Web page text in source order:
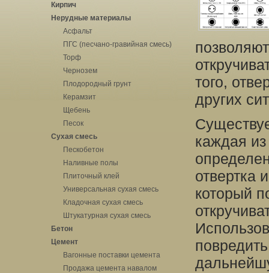
Кирпич
Нерудные материалы
Асфальт
ПГС (песчано-гравийная смесь)
Торф
Чернозем
Плодородный грунт
Керамзит
Щебень
Песок
Сухая смесь
Пескобетон
Наливные полы
Плиточный клей
Универсальная сухая смесь
Кладочная сухая смесь
Штукатурная сухая смесь
Бетон
Цемент
Вагонные поставки цемента
Продажа цемента навалом
того,
других
каждая
отвертка
который